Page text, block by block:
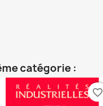
catégorie :
favorite_border